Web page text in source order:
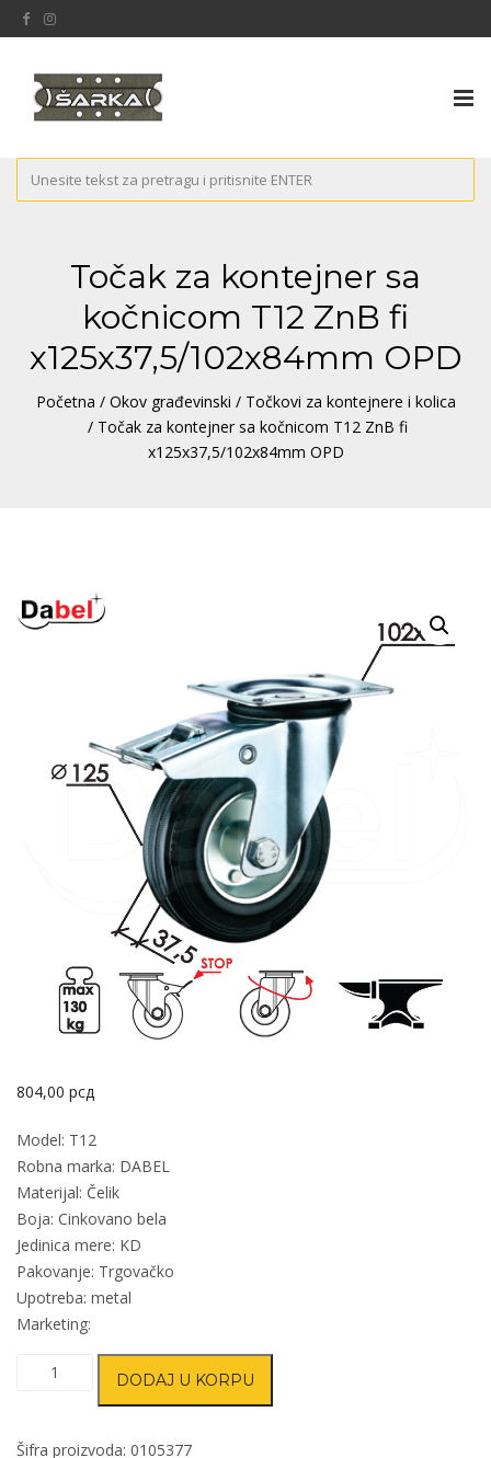
Točak za kontejner sa
kočnicom T12 ZnB fi
x125x37,5/102x84mm OPD
Početna / Okov građevinski / Točkovi za kontejnere i kolica
/ Točak za kontejner sa kočnicom T12 ZnB fi
x125x37,5/102x84mm OPD
804,00 рсд
Model: T12
Robna marka: DABEL
Materijal: Čelik
Boja: Cinkovano bela
Jedinica mere: KD
Pakovanje: Trgovačko
Upotreba: metal
Marketing:
Točak
sa
DODAJ U KORPU
Šifra proizvoda: 0105377